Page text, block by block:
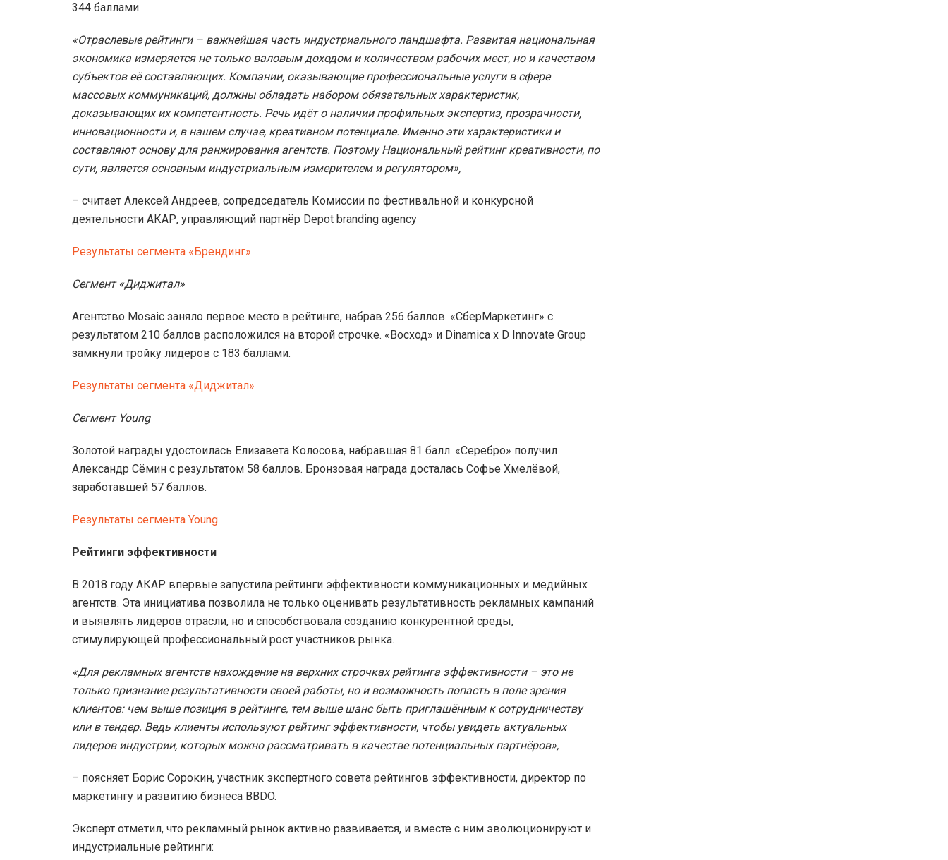
344 баллами.
«Отраслевые рейтинги – важнейшая часть индустриального ландшафта. Развитая национальная
экономика измеряется не только валовым доходом и количеством рабочих мест, но и качеством
субъектов её составляющих. Компании, оказывающие профессиональные услуги в сфере
массовых коммуникаций, должны обладать набором обязательных характеристик,
доказывающих их компетентность. Речь идёт о наличии профильных экспертиз, прозрачности,
инновационности и, в нашем случае, креативном потенциале. Именно эти характеристики и
составляют основу для ранжирования агентств. Поэтому Национальный рейтинг креативности, по
сути, является основным индустриальным измерителем и регулятором»,
– считает Алексей Андреев, сопредседатель Комиссии по фестивальной и конкурсной
деятельности АКАР, управляющий партнёр Depot branding agency
Результаты сегмента «Брендинг»
Сегмент «Диджитал»
Агентство Mosaic заняло первое место в рейтинге, набрав 256 баллов. «СберМаркетинг» с
результатом 210 баллов расположился на второй строчке. «Восход» и Dinamica x D Innovate Group
замкнули тройку лидеров с 183 баллами.
Результаты сегмента «Диджитал»
Сегмент Young
Золотой награды удостоилась Елизавета Колосова, набравшая 81 балл. «Серебро» получил
Александр Сёмин с результатом 58 баллов. Бронзовая награда досталась Софье Хмелёвой,
заработавшей 57 баллов.
Результаты сегмента Young
Рейтинги эффективности
В 2018 году АКАР впервые запустила рейтинги эффективности коммуникационных и медийных
агентств. Эта инициатива позволила не только оценивать результативность рекламных кампаний
и выявлять лидеров отрасли, но и способствовала созданию конкурентной среды,
стимулирующей профессиональный рост участников рынка.
«Для рекламных агентств нахождение на верхних строчках рейтинга эффективности – это не
только признание результативности своей работы, но и возможность попасть в поле зрения
клиентов: чем выше позиция в рейтинге, тем выше шанс быть приглашённым к сотрудничеству
или в тендер. Ведь клиенты используют рейтинг эффективности, чтобы увидеть актуальных
лидеров индустрии, которых можно рассматривать в качестве потенциальных партнёров»,
– поясняет Борис Сорокин, участник экспертного совета рейтингов эффективности, директор по
маркетингу и развитию бизнеса BBDO.
Эксперт отметил, что рекламный рынок активно развивается, и вместе с ним эволюционируют и
индустриальные рейтинги: